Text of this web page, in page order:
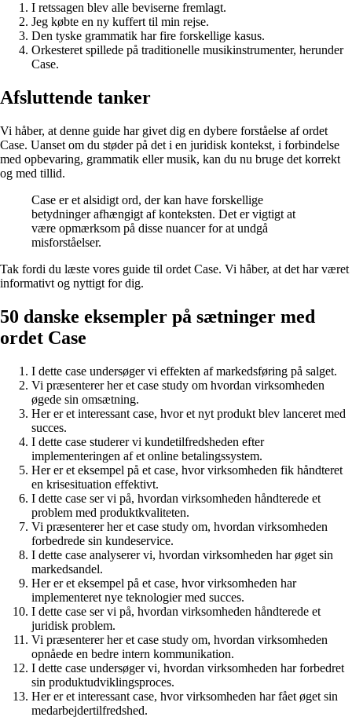
I retssagen blev alle beviserne fremlagt.
Jeg købte en ny kuffert til min rejse.
Den tyske grammatik har fire forskellige kasus.
Orkesteret spillede på traditionelle musikinstrumenter, herunder
Case.
Afsluttende tanker
Vi håber, at denne guide har givet dig en dybere forståelse af ordet
Case. Uanset om du støder på det i en juridisk kontekst, i forbindelse
med opbevaring, grammatik eller musik, kan du nu bruge det korrekt
og med tillid.
Case er et alsidigt ord, der kan have forskellige
betydninger afhængigt af konteksten. Det er vigtigt at
være opmærksom på disse nuancer for at undgå
misforståelser.
Tak fordi du læste vores guide til ordet Case. Vi håber, at det har været
informativt og nyttigt for dig.
50 danske eksempler på sætninger med
ordet Case
I dette case undersøger vi effekten af markedsføring på salget.
Vi præsenterer her et case study om hvordan virksomheden
øgede sin omsætning.
Her er et interessant case, hvor et nyt produkt blev lanceret med
succes.
I dette case studerer vi kundetilfredsheden efter
implementeringen af et online betalingssystem.
Her er et eksempel på et case, hvor virksomheden fik håndteret
en krisesituation effektivt.
I dette case ser vi på, hvordan virksomheden håndterede et
problem med produktkvaliteten.
Vi præsenterer her et case study om, hvordan virksomheden
forbedrede sin kundeservice.
I dette case analyserer vi, hvordan virksomheden har øget sin
markedsandel.
Her er et eksempel på et case, hvor virksomheden har
implementeret nye teknologier med succes.
I dette case ser vi på, hvordan virksomheden håndterede et
juridisk problem.
Vi præsenterer her et case study om, hvordan virksomheden
opnåede en bedre intern kommunikation.
I dette case undersøger vi, hvordan virksomheden har forbedret
sin produktudviklingsproces.
Her er et interessant case, hvor virksomheden har fået øget sin
medarbejdertilfredshed.